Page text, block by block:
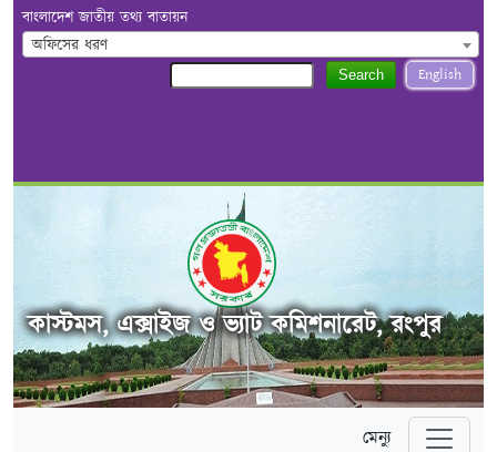
বাংলাদেশ জাতীয় তথ্য বাতায়ন
অফিসের ধরণ
English
Search
কাস্টমস, এক্সাইজ ও ভ্যাট কমিশনারেট, রংপুর
মেন্যু